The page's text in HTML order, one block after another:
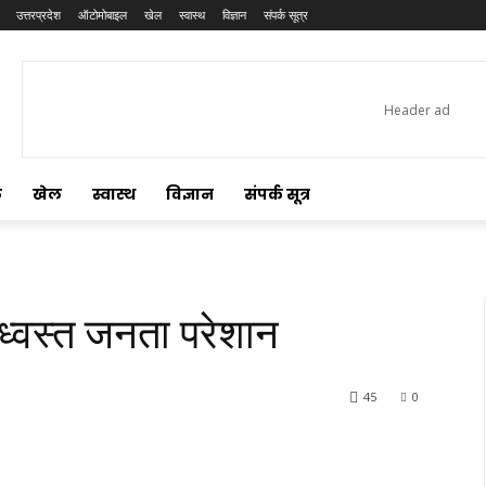
उत्तरप्रदेश ऑटोमोबाइल खेल स्वास्थ विज्ञान संपर्क सूत्र
खेल स्वास्थ विज्ञान संपर्क सूत्र
जनता परेशान
0
45